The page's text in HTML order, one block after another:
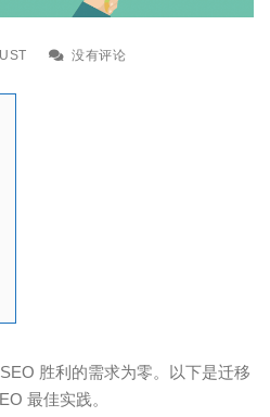
没有评论
胜利的需求为零。以下是迁移
最佳实践。